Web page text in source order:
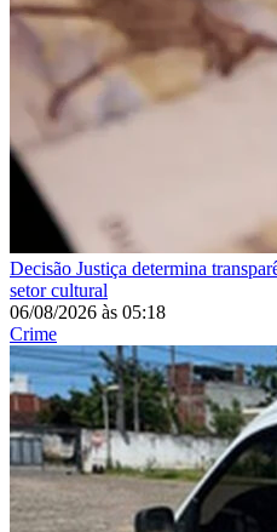
Decisão Justiça determina
setor cultural
06/08/2026 às 05:18
Crime